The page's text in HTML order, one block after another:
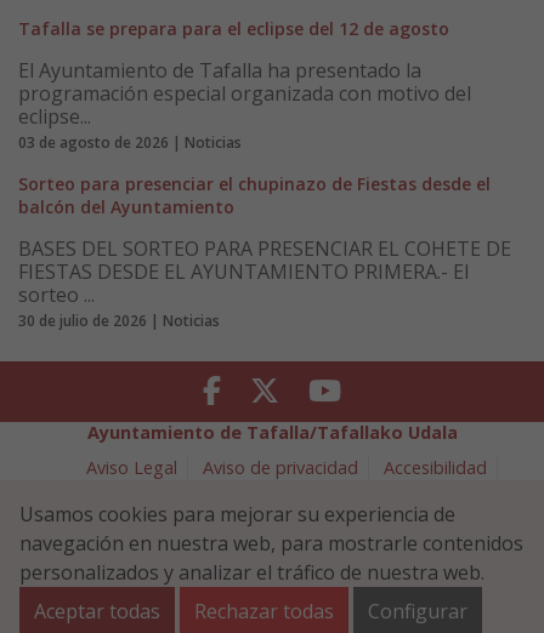
Tafalla se prepara para el eclipse del 12 de agosto
El Ayuntamiento de Tafalla ha presentado la
programación especial organizada con motivo del
eclipse...
03 de agosto de 2026 | Noticias
Sorteo para presenciar el chupinazo de Fiestas desde el
balcón del Ayuntamiento
BASES DEL SORTEO PARA PRESENCIAR EL COHETE DE
FIESTAS DESDE EL AYUNTAMIENTO PRIMERA.- El
sorteo ...
30 de julio de 2026 | Noticias
Facebook Twitter Youtube
Ayuntamiento de Tafalla/Tafallako Udala
Aviso Legal
Aviso de privacidad
Accesibilidad
Política de Seguridad de la Información
Plaza Navarra 5 - 31300 Tafalla (NAVARRA)
948 70 18 11
ayuntamiento@tafalla.es
Usamos cookies para mejorar su experiencia de
navegación en nuestra web, para mostrarle contenidos
personalizados y analizar el tráfico de nuestra web.
Aceptar todas
Rechazar todas Configurar